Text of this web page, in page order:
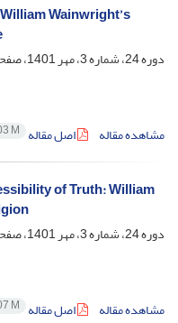
Wainwright’s
دوره 24، شماره 3، مهر 1401، صفحه
مشاهده مقاله
اصل مقاله M
of Truth: William
دوره 24، شماره 3، مهر 1401، صفحه
مشاهده مقاله
اصل مقاله M